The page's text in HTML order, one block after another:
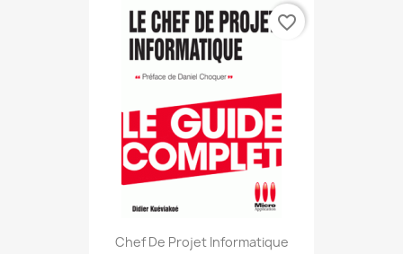
Chef De Projet Informatique
favorite_border